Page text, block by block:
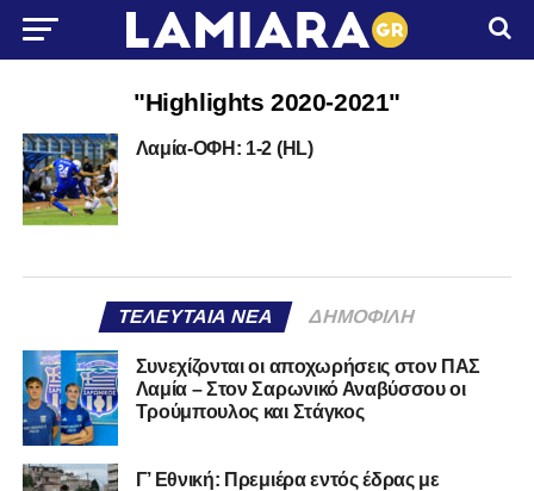
"Highlights 2020-2021"
Λαμία-ΟΦΗ: 1-2 (HL)
ΤΕΛΕΥΤΑΊΑ ΝΈΑ ΔΗΜΟΦΙΛΉ
Συνεχίζονται οι αποχωρήσεις στον ΠΑΣ
Λαμία – Στον Σαρωνικό Αναβύσσου οι
Τρούμπουλος και Στάγκος
Γ’ Εθνική: Πρεμιέρα εντός έδρας με